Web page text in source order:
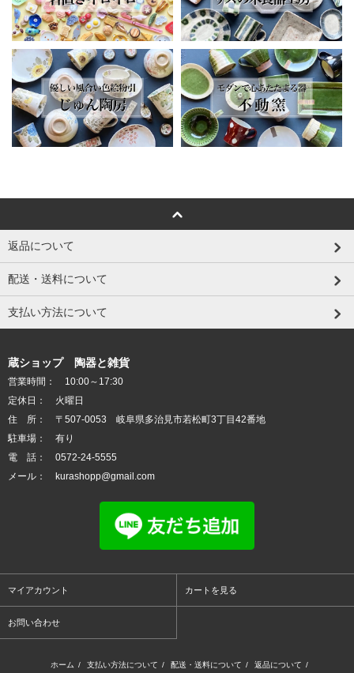
返品について
配送・送料について
支払い方法について
蔵ショップ 陶器と雑貨
営業時間： 10:00～17:30
定休日： 火曜日
住 所： 〒507-0053 岐阜県多治見市若松町3丁目42番地
駐車場： 有り
電 話： 0572-24-5555
メール： kurashopp@gmail.com
マイアカウント カートを見る
お問い合わせ
ホーム / 支払い方法について / 配送・送料について / 返品について /